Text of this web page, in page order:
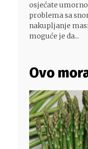
osjećate
problema sa
nakupljanje
moguće je da...
Ovo